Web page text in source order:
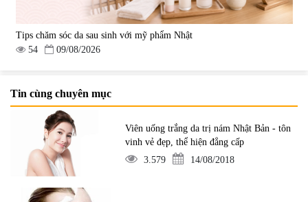
Tips chăm sóc da sau sinh với mỹ phẩm Nhật
54
09/08/2026
Tin cùng chuyên mục
Viên uống trắng da trị nám Nhật Bản - tôn
vinh vẻ đẹp, thể hiện đẳng cấp
3.579
14/08/2018